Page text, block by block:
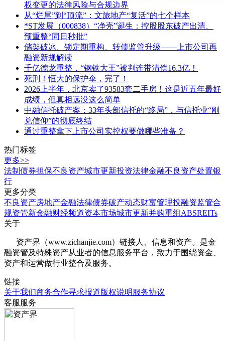
权变更的法律风险与合规边界
从“烂尾”到“顶流”：文旅地产“复活”的七个样本
*ST发展（000838）“净壳”诞生：控股股东破产出清、
预重整“同日秒批”
储架破冰、锁定期重构、转债监管升级——上市公司再
融资新规解读
千亿德龙重整，“钢铁大王”被判连带清偿16.3亿！
死刑！恒大的保护伞，完了！
2026上半年，北京卖了93583套二手房！这是近五年最好
成绩，但真相远没这么简单
中融信托破产案：33年头部信托的“终局”，与信托业“刚
兑信仰”的彻底终结
通过重整拿下上市公司实控权要做哪些准备？
热门标签
更多>>
法制 债券担保不良资产城市更新投资法律金融不良资产处置银
行
更多分类
不良资产房地产金融法律债券破产动态财富管理投融资监管合
规资管新金融财经频道资本市场城市更新并购重组 ABSREITs
关于
资产界（www.zichanjie.com）链接人、信息和资产。是金
融资管及特殊资产从业者的信息服务平台，致力于围绕资金、
资产和运营做行业整合及服务。
链接
关于我们商务合作寻求报道版权说明 服务协议
客服服务